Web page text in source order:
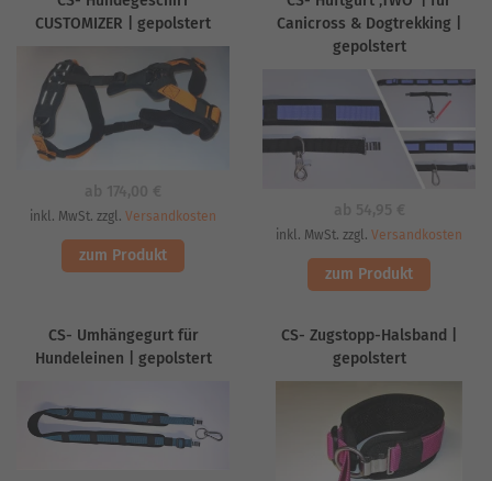
CUSTOMIZER | gepolstert
inkl. MwSt. zzgl. Versandkosten
zum Produkt
Canicross & Dogtrekking |
gepolstert
inkl. MwSt. zzgl. Versandkosten
zum Produkt
CS- Umhängegurt für
Hundeleinen | gepolstert
CS- Zugstopp-Halsband |
gepolstert